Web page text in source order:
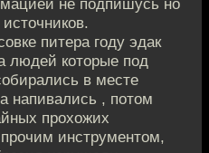
питера году эдак
людей которые под
в месте
напивались , потом
прохожих
инструментом,